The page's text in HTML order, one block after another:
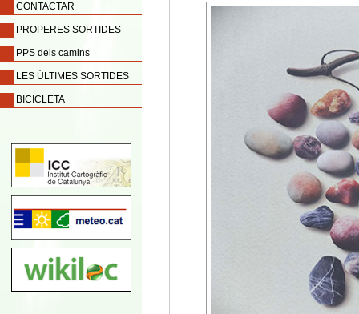
CONTACTAR
PROPERES SORTIDES
PPS dels camins
LES ÚLTIMES SORTIDES
BICICLETA